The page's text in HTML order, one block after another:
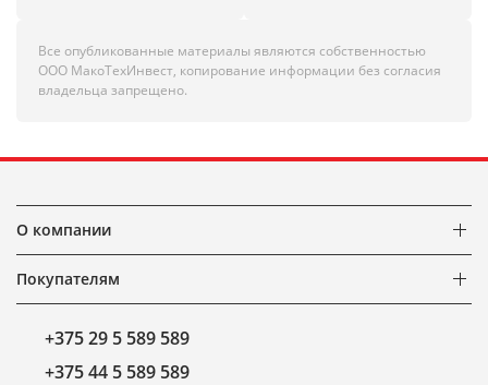
Все опубликованные материалы являются собственностью
ООО МакоТехИнвест, копирование информации без согласия
владельца запрещено.
О компании
Покупателям
+375 29 5 589 589
+375 44 5 589 589